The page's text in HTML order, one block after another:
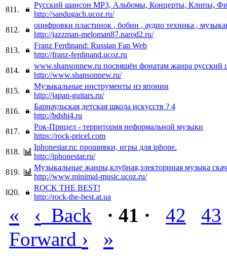
811.
Русский шансон MP3, Альбомы, Концерты, Клипы,
http://sandugach.ucoz.ru/
812.
оцифровки пластинок , бобин , аудио техника ,
http://jazzman-meloman87.narod2.ru/
813.
Franz Ferdinand: Russian Fan Web
http://franz-ferdinand.ucoz.ru
814.
www.shansonnew.ru посвящён фонатам жанра русский
http://www.shansonnew.ru/
815.
Музыкальные инструменты из японии
http://japan-guitars.ru/
816.
Барнаульская детская школа искусств ? 4
http://bdshi4.ru
817.
Рок-Прицел - территория неформальной музыки
https://rock-pricel.com
818.
Iphonestar.ru: прошивки, игры для iphone.
http://iphonestar.ru/
819.
Музыкальные жанры,клубная,электорнная музыка
http://www.minimal-music.ucoz.ru/
820.
ROCK THE BEST!
http://rock-the-best.at.ua
« ‹ Back · 41 · 42
43
Forward › »